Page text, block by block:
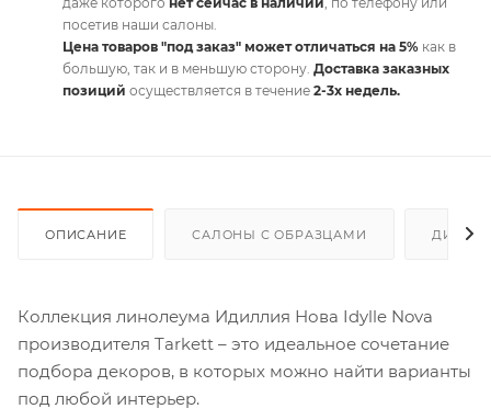
посетив наши салоны.
Цена товаров "под заказ" может отличаться на 5% как в
большую, так и в меньшую сторону. Доставка заказных
позиций осуществляется в течение 2-3х недель.
ОПИСАНИЕ САЛОНЫ С ОБРАЗЦАМИ
Коллекция линолеума Идиллия Нова Idylle Nova
производителя Tarkett – это идеальное сочетание
подбора декоров, в которых можно найти варианты
под любой интерьер.